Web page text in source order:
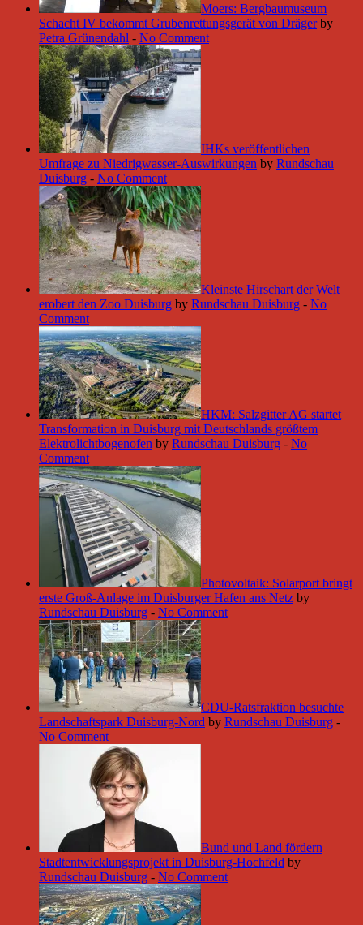
Moers: Bergbaumuseum
Schacht IV bekommt Grubenrettungsgerät von Dräger by
Petra Grünendahl - No Comment
IHKs veröffentlichen
Umfrage zu Niedrigwasser-Auswirkungen by Rundschau
Duisburg - No Comment
Kleinste Hirschart der Welt
erobert den Zoo Duisburg by Rundschau Duisburg - No
Comment
HKM: Salzgitter AG startet
Transformation in Duisburg mit Deutschlands größtem
Elektrolichtbogenofen by Rundschau Duisburg - No
Comment
Photovoltaik: Solarport bringt
erste Groß-Anlage im Duisburger Hafen ans Netz by
Rundschau Duisburg - No Comment
CDU-Ratsfraktion besuchte
Landschaftspark Duisburg-Nord by Rundschau Duisburg -
No Comment
Bund und Land fördern
Stadtentwicklungsprojekt in Duisburg-Hochfeld by
Rundschau Duisburg - No Comment